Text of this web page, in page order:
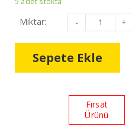
Miktar: Hills
Somonlu
Kısırlaştırılmış
Kedi
8kg
Sepete Ekle
Fırsat
Ürünü